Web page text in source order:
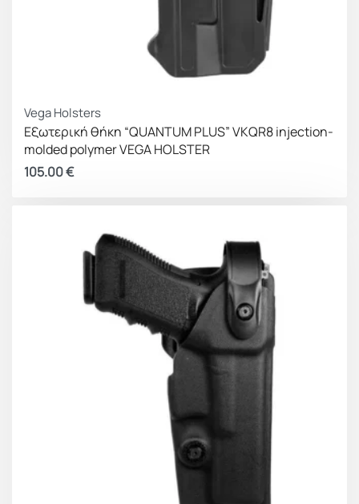
Vega Holsters
Εξωτερική θήκη “QUANTUM PLUS” VKQR8 injection-
molded polymer VEGA HOLSTER
105.00€